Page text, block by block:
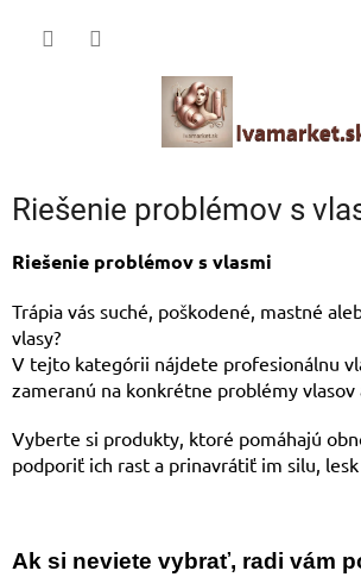
Riešenie problémov s
Riešenie problémov s vlasmi
Trápia vás suché, poškodené, mastné
vlasy?
V tejto kategórii nájdete profesionálnu
zameranú na konkrétne problémy vlasov
Vyberte si produkty, ktoré pomáhajú
podporiť ich rast a prinavrátiť im silu, lesk
Ak si neviete vybrať, radi vám
IVAMARKET poradca